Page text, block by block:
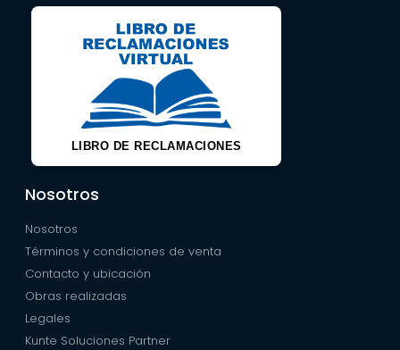
LIBRO DE RECLAMACIONES
Nosotros
Nosotros
Términos y condiciones de venta
Contacto y ubicación
Obras realizadas
Legales
Kunte Soluciones Partner